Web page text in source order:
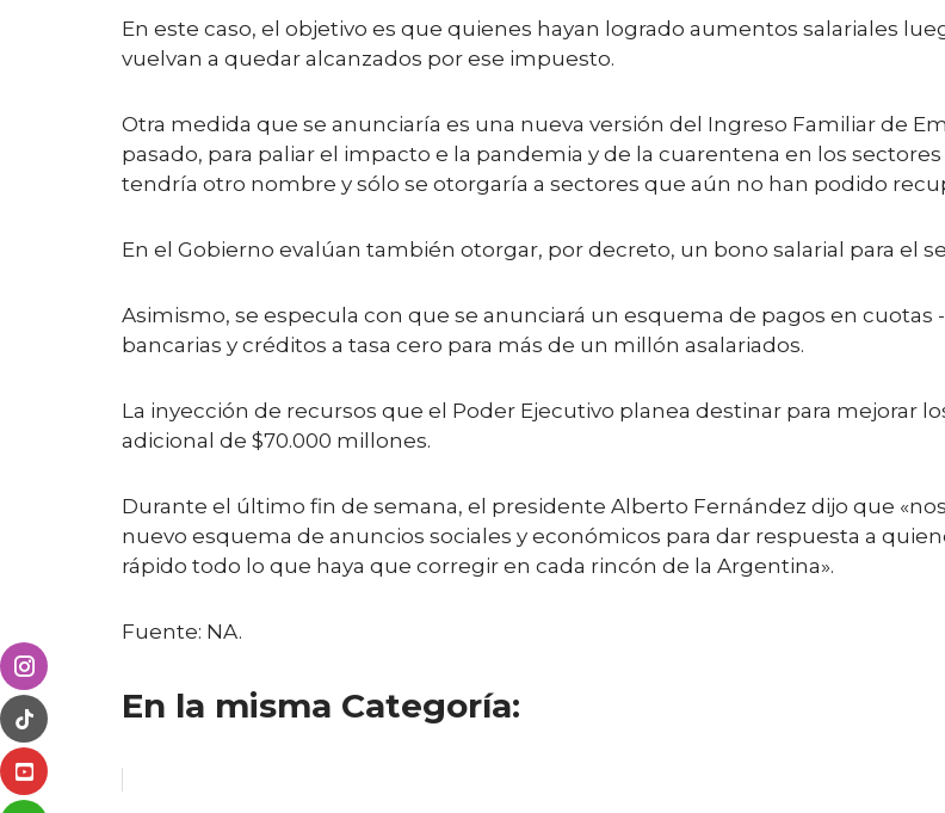
En este caso, el objetivo es que quienes hayan logrado aumentos salariales
vuelvan a quedar alcanzados por ese impuesto.
Otra medida que se anunciaría es una nueva versión del Ingreso Familiar de
pasado, para paliar el impacto e la pandemia y de la cuarentena en los
tendría otro nombre y sólo se otorgaría a sectores que aún no han podido
En el Gobierno evalúan también otorgar, por decreto, un bono salarial para el
Asimismo, se especula con que se anunciará un esquema de pagos en cuotas
bancarias y créditos a tasa cero para más de un millón asalariados.
La inyección de recursos que el Poder Ejecutivo planea destinar para mejorar
adicional de $70.000 millones.
Durante el último fin de semana, el presidente Alberto Fernández dijo que
nuevo esquema de anuncios sociales y económicos para dar respuesta a
rápido todo lo que haya que corregir en cada rincón de la Argentina».
Fuente: NA.
En la misma Categoría: